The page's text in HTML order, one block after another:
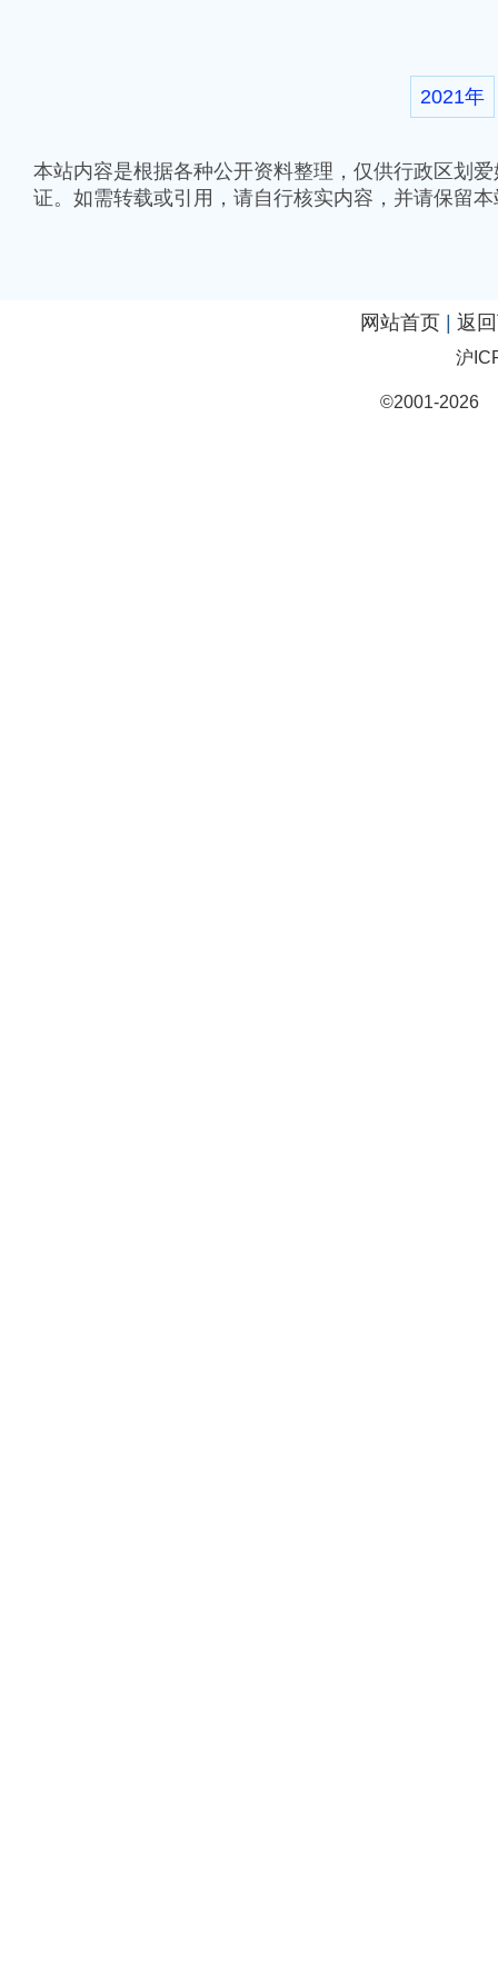
2021年
本站内容是根据各种公开资料整理，仅供行政区划
证。如需转载或引用，请自行核实内容，并请保留
网站首页 返
沪
©2001-2026